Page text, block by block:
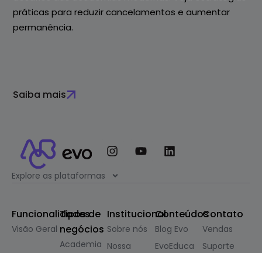
práticas para reduzir cancelamentos e aumentar
permanência.
Saiba mais
Explore as plataformas
Funcionalidades
Visão Geral
Tipos de
negócios
Academia
Institucional
Sobre nós
Nossa
Conteúdos
Blog Evo
EvoEduca
Contato
Vendas
Suporte